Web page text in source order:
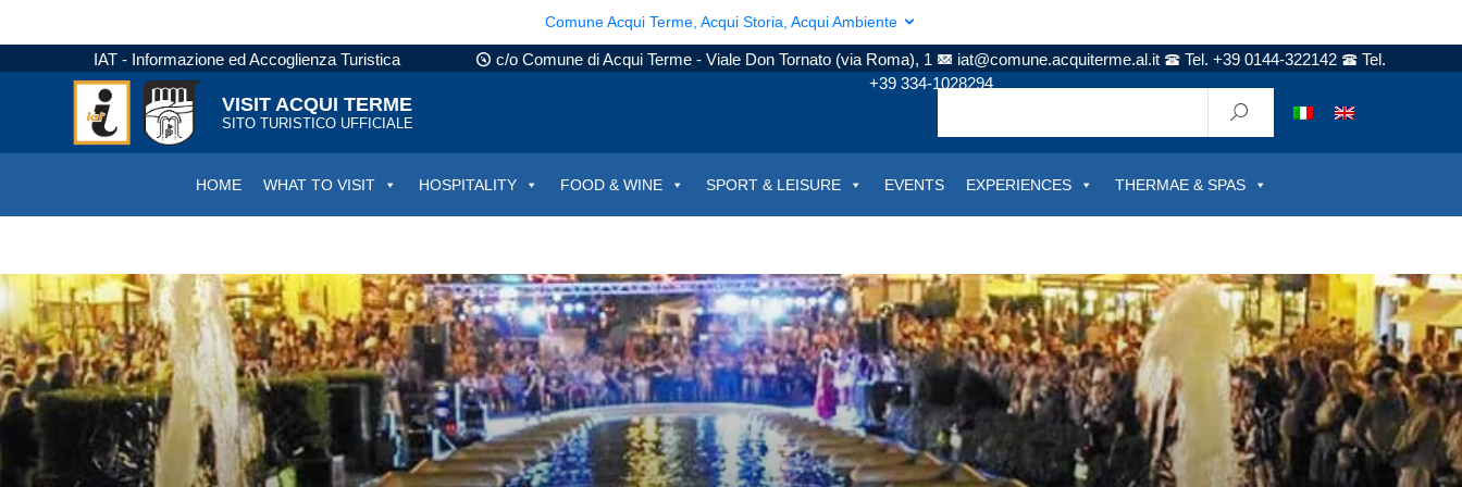
Comune Acqui Terme, Acqui Storia, Acqui Ambiente
IAT - Informazione ed Accoglienza Turistica c/o Comune di Acqui Terme - Viale Don Tornato (via Roma), 1 iat@comune.acquiterme.al.it Tel. +39 0144-322142
Tel.
+39 334-1028294
VISIT ACQUI TERME
SITO TURISTICO UFFICIALE
HOME WHAT TO VISIT HOSPITALITY FOOD & WINE SPORT & LEISURE EVENTS EXPERIENCES THERMAE & SPAS